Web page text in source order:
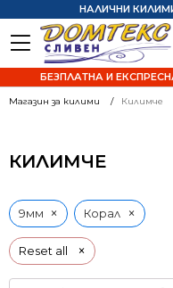
НАЛИЧНИ
БЕЗПЛАТНА И
Магазин за килими Килимче
КИЛИМЧЕ
Reset all ×
9мм × Корал ×